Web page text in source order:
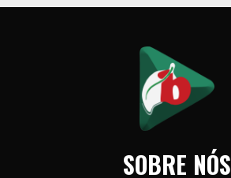
posts
SOBRE NÓS